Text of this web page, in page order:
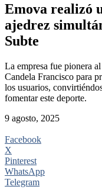
Emova realizó
ajedrez
Subte
La empresa fue pionera
Candela Francisco para
los usuarios,
fomentar este deporte.
9 agosto, 2025
Facebook
X
Pinterest
WhatsApp
Telegram